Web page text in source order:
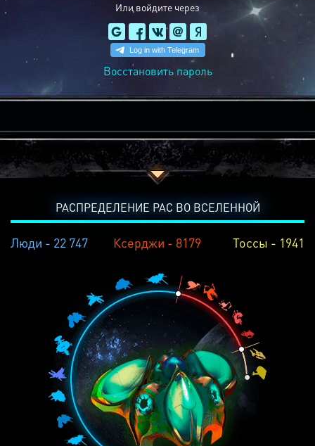
Или войдите через
Восстановить пароль
РАСПРЕДЕЛЕНИЕ РАС ВО ВСЕЛЕННОЙ
Люди - 22 747 Ксерджи - 8179 Тоссы - 1941